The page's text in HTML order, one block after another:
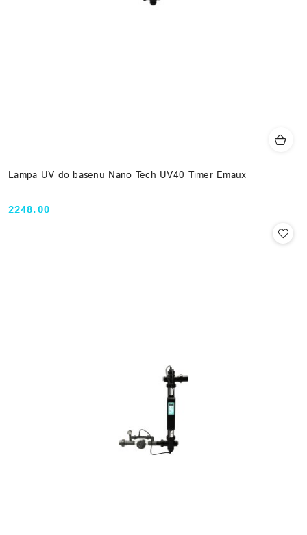
Lampa UV do basenu Nano Tech UV40 Timer Emaux
Cena:
2248.00